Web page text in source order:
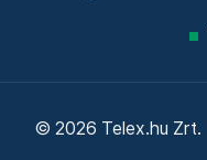
© 2026 Telex.hu Zrt.